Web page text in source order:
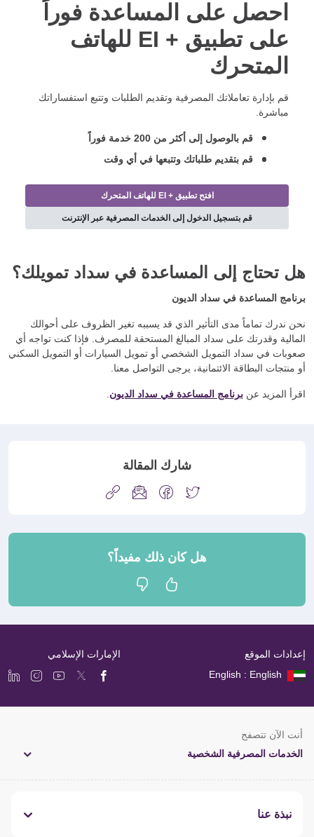
احصل على المساعدة فوراً
على تطبيق EI +للهاتف
المتحرك
قم بإدارة تعاملاتك المصرفية وتقديم الطلبات وتتبع استفساراتك
مباشرة.
قم بالوصول إلى أكثر من 200 خدمة فوراً
قم بتقديم طلباتك وتتبعها في أي وقت
افتح تطبيقEI +للهاتف المتحرك
قم بتسجيل الدخول إلى الخدمات المصرفية عبر الإنترنت
هل تحتاج إلى المساعدة في سداد تمويلك؟
برنامج المساعدة في سداد الديون
نحن ندرك تماماً مدى التأثير الذي قد يسببه تغير الظروف على أحوالك
المالية وقدرتك على سداد المبالغ المستحقة للمصرف. فإذا كنت تواجه أي
صعوبات في سداد التمويل الشخصي أو تمويل السيارات أو التمويل السكني
أو منتجات البطاقة الائتمانية، يرجى التواصل معنا.
اقرأ المزيد عن برنامج المساعدة في سداد الديون.
شارك المقالة
هل كان ذلك مفيداً؟
إعدادات الموقع
English : English
الإمارات الإسلامي
أنت الآن تتصفح
الخدمات المصرفية الشخصية
نبذة عنا